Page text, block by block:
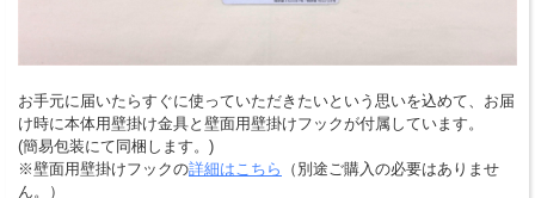
お手元に届いたらすぐに使っていただきたいという思いを込めて、お届
け時に本体用壁掛け金具と壁面用壁掛けフックが付属しています。
(簡易包装にて同梱します。)
※壁面用壁掛けフックの詳細はこちら
（別途ご購入の必要はありませ
ん。）